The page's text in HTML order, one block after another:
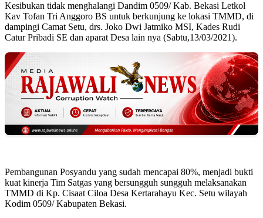
Kesibukan tidak menghalangi Dandim 0509/ Kab. Bekasi Letkol
Kav Tofan Tri Anggoro BS untuk berkunjung ke lokasi TMMD, di
dampingi Camat Setu, drs. Joko Dwi Jatmiko MSI, Kades Rudi
Catur Pribadi SE dan aparat Desa lain nya (Sabtu,13/03/2021).
Pembangunan Posyandu yang sudah mencapai 80%, menjadi bukti
kuat kinerja Tim Satgas yang bersungguh sungguh melaksanakan
TMMD di Kp. Cisaat Ciloa Desa Kertarahayu Kec. Setu wilayah
Kodim 0509/ Kabupaten Bekasi.